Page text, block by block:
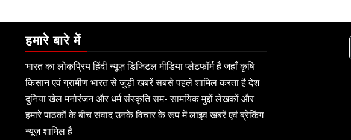
हमारे बारे में
भारत का लोकप्रिय हिंदी न्यूज़ डिजिटल मीडिया प्लेटफॉर्म है जहाँ कृषि
किसान एवं ग्रामीण भारत से जुड़ी खबरें सबसे पहले शामिल करता है देश
दुनिया खेल मनोरंजन और धर्म संस्कृति सम- सामयिक मुद्दों लेखकों और
हमारे पाठकों के बीच संवाद उनके विचार के रूप में लाइव खबरें एवं ब्रेकिंग
न्यूज़ शामिल है